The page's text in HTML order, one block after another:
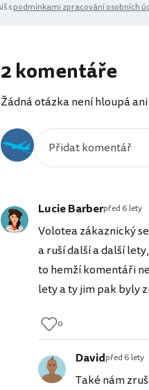
spodmínkami zpracování osobních
2 komentáře
Žádná otázka není hloupá
Lucie Barberpřed 6 lety
Volotea zákaznický
a ruší další a další
to hemží komentáři
lety a ty jim pak byly
0
Davidpřed 6 lety
Také nám